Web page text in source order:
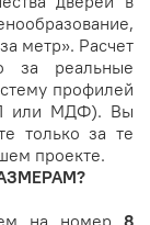
метр». Расчет
за реальные
профилей
или МДФ). Вы
только за те
проекте.